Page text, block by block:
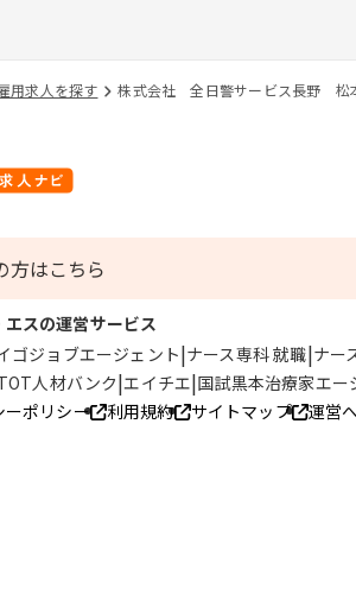
用求人を探す 株式会社 全日警サービス長野 松
方はこちら
スの運営サービス
ゴジョブエージェント ナース専科 就職 ナー
人材バンク エイチエ 国試黒本治療家エー
ーポリシー 利用規約 サイトマップ 運営